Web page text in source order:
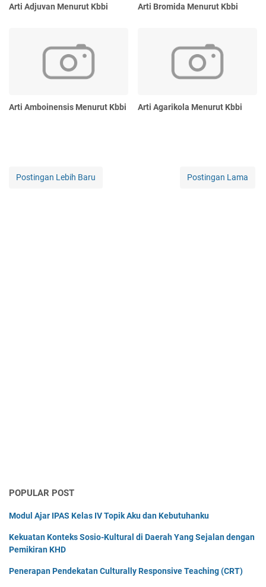
Arti Adjuvan Menurut Kbbi Arti Bromida Menurut Kbbi
Arti Amboinensis Menurut Kbbi Arti Agarikola Menurut Kbbi
Postingan Lebih Baru Postingan Lama
POPULAR POST
Modul Ajar IPAS Kelas IV Topik Aku dan Kebutuhanku
Kekuatan Konteks Sosio-Kultural di Daerah Yang Sejalan dengan
Pemikiran KHD
Penerapan Pendekatan Culturally Responsive Teaching (CRT)